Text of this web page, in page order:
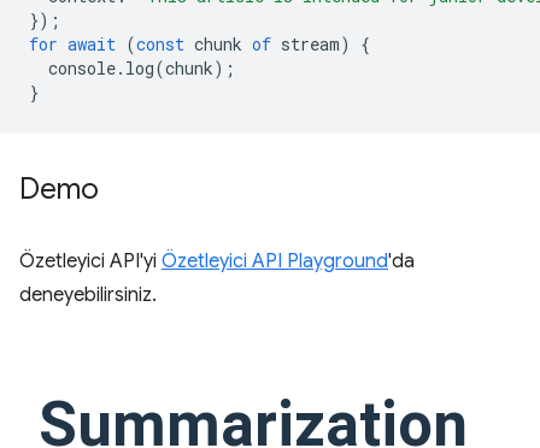
});
for await (const chunk of stream)
{
console. log(chunk);
}
Demo
Özetleyici API'yi Özetleyici API Playground'da
deneyebilirsiniz.